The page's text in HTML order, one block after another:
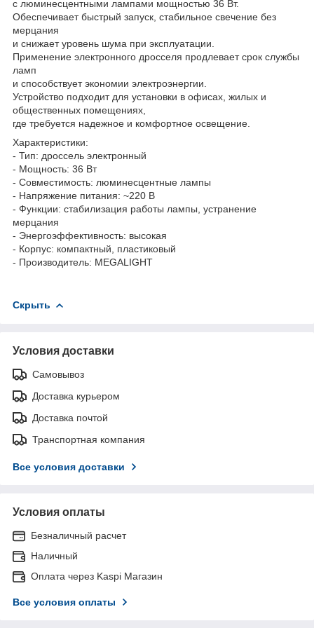
с люминесцентными лампами мощностью 36 Вт.
Обеспечивает быстрый запуск, стабильное свечение без
мерцания
и снижает уровень шума при эксплуатации.
Применение электронного дросселя продлевает срок службы
ламп
и способствует экономии электроэнергии.
Устройство подходит для установки в офисах, жилых и
общественных помещениях,
где требуется надежное и комфортное освещение.
Характеристики:
- Тип: дроссель электронный
- Мощность: 36 Вт
- Совместимость: люминесцентные лампы
- Напряжение питания: ~220 В
- Функции: стабилизация работы лампы, устранение
мерцания
- Энергоэффективность: высокая
- Корпус: компактный, пластиковый
- Производитель: MEGALIGHT
Скрыть
Условия доставки
Самовывоз
Доставка курьером
Доставка почтой
Транспортная компания
Все условия доставки
Условия оплаты
Безналичный расчет
Наличный
Оплата через Kaspi Магазин
Все условия оплаты